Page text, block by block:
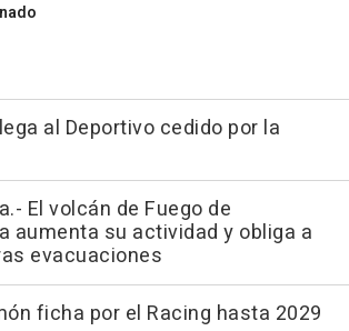
al Deportivo cedido por la
El volcán de Fuego de
aumenta su actividad y obliga a
evacuaciones
ficha por el Racing hasta 2029